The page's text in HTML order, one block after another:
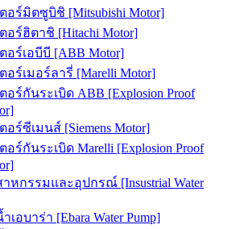
อร์มิตซูบิชิ [Mitsubishi Motor]
อร์ฮิตาชิ [Hitachi Motor]
อร์เอบีบี [ABB Motor]
อร์เมอร์ลารี่ [Marelli Motor]
อร์กันระเบิด ABB [Explosion Proof
อร์ซีเมนส์ [Siemens Motor]
อร์กันระเบิด Marelli [Explosion Proof
หกรรมและอุปกรณ์ [Insustrial Water
เอบาร่า [Ebara Water Pump]